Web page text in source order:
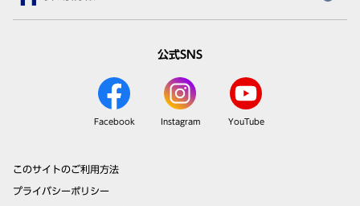
公式SNS
Facebook Instagram YouTube
このサイトのご利用方法
プライバシーポリシー